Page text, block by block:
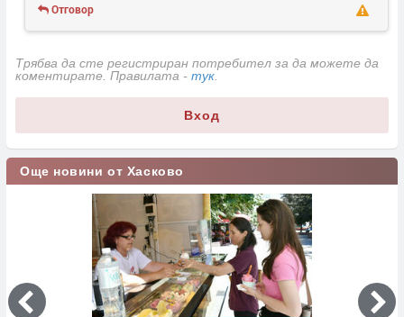
Отговор
Трябва да сте регистриран потребител за да можете да
коментирате. Правилата - тук
Вход
Още новини от Хасково